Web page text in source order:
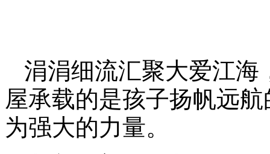
涓涓细流汇聚大爱江海
屋承载的是孩子扬帆远
为强大的力量。